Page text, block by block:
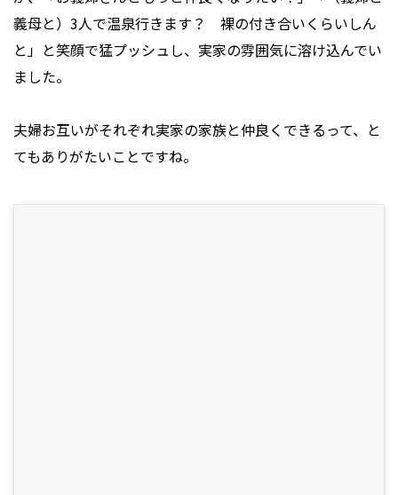
義母と）3人で温泉行きます？ 裸の付き合いくらいしん
と」と笑顔で猛プッシュし、実家の雰囲気に溶け込んでい
ました。
夫婦お互いがそれぞれ実家の家族と仲良くできるって、と
てもありがたいことですね。